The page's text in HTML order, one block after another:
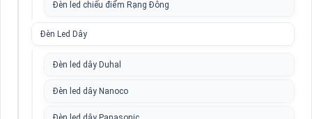
Đèn led chiếu điểm Rạng Đông
Đèn Led Dây
Đèn led dây Duhal
Đèn led dây Nanoco